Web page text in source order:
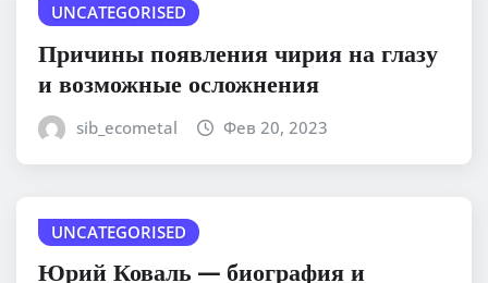
UNCATEGORISED
Причины появления чирия на глазу
и возможные осложнения
sib_ecometal Фев 20, 2023
UNCATEGORISED
Юрий Коваль — биография и